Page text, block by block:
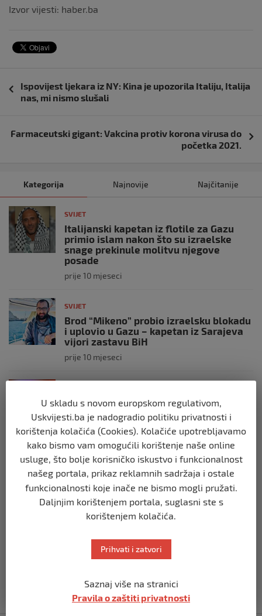
Izvor vijesti: haber.ba
objava
Ispovijest ljekara iz NY: Kina je upozorila Italiju, Italija
nas, mi nismo slušali
Farmaceutski gigant: Vakcina protiv korona virusa do
početka 2021.
Kategorija Najnovije Najčitanije
SVIJET
Italijanski kapetan iz flotile za Gazu
primio islam nakon što su izraelske
snage prekinule molitvu njegove
posade
prije 10 mjeseci
SVIJET
Brod “Mikeno” probio izraelsku blokadu
i uplovio u Gazu – kapetan iz Sarajeva
vijori zastavu BiH
prije 10 mjeseci
Opsadno stanje u Münchenu, odjeknulo
nekoliko eksplozija: Ima žrtava,
policijske snage na terenu
prije 10 mjeseci
Putin: Spremni smo vojno uzvratiti
Zapadu
prije 11 mjeseci
Papa Lav XIV izjavio da je situacija vrlo
prije 11 mjeseci
U skladu s novom europskom regulativom,
Uskvijesti.ba je nadogradio politiku privatnosti i
korištenja kolačića (Cookies). Kolačiće upotrebljavamo
kako bismo vam omogućili korištenje naše online
usluge, što bolje korisničko iskustvo i funkcionalnost
našeg portala, prikaz reklamnih sadržaja i ostale
funkcionalnosti koje inače ne bismo mogli pružati.
Daljnjim korištenjem portala, suglasni ste s
korištenjem kolačića.
Prihvati i zatvori
Saznaj više na stranici
Pravila o zaštiti privatnosti